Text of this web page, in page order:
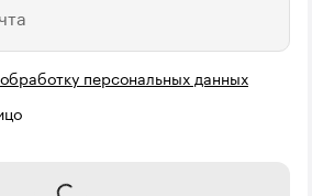
обработку персональных данных